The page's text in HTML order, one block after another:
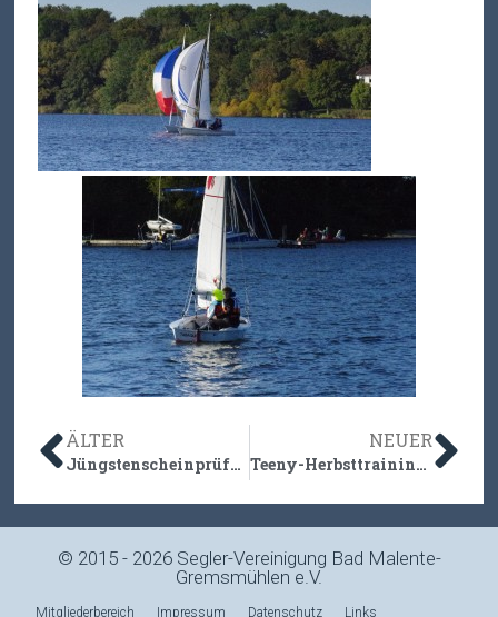
ÄLTER
Jüngstenscheinprüfung 2015
NEUER
Teeny-Herbsttraining 2015
© 2015 - 2026 Segler-Vereinigung Bad Malente-
Gremsmühlen e.V.
Mitgliederbereich Impressum Datenschutz Links